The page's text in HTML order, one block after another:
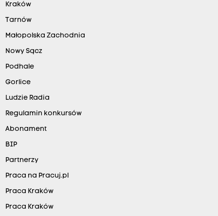
Kraków
Tarnów
Małopolska Zachodnia
Nowy Sącz
Podhale
Gorlice
Ludzie Radia
Regulamin konkursów
Abonament
BIP
Partnerzy
Praca na Pracuj.pl
Praca Kraków
Praca Kraków